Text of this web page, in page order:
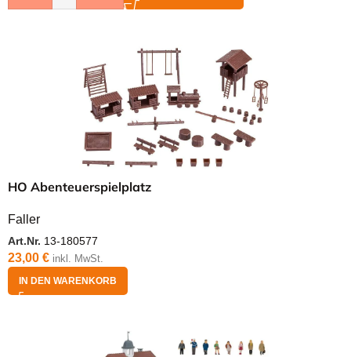
HO Abenteuerspielplatz
Faller
Art.Nr. 13-180577
23,00 € inkl. MwSt.
IN DEN WARENKORB